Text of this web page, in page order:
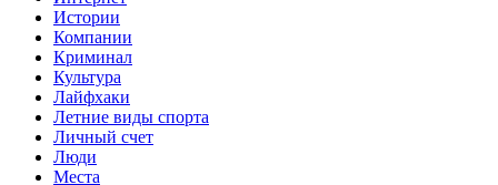
Истории
Компании
Криминал
Культура
Лайфхаки
Летние виды спорта
Личный счет
Люди
Места